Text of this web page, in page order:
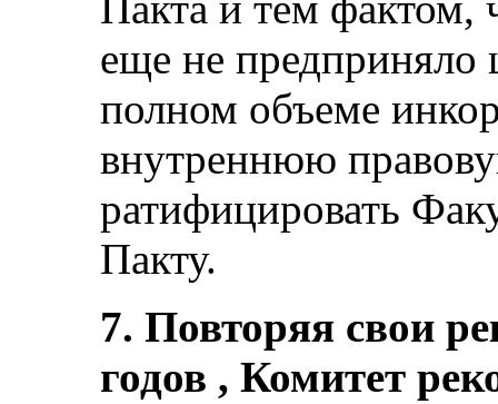
еще не предприняло
полном объеме
внутреннюю
ратифицировать
Пакту.
7. Повторяя свои
годов , Комитет